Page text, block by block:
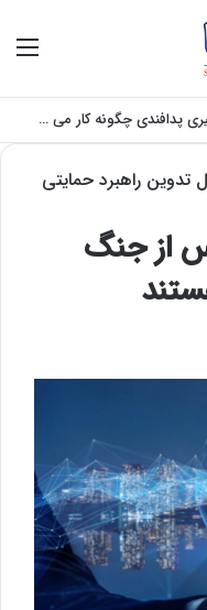
موشک‌های بالستیک و سامانه‌های رهگیری پدافندی چگونه کار می کنند؟
راهبرد حمایتی
از جنگ